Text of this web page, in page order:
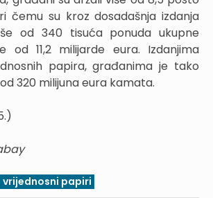
čemu su kroz dosadašnja izdanja
od 340 tisuća ponuda ukupne
od 11,2 milijarde eura. Izdanjima
papira, građanima je tako
320 milijuna eura kamata.
vrijednosni papiri